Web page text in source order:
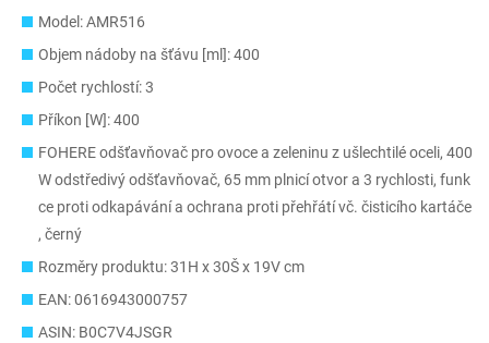
Model: AMR516
Objem nádoby na šťávu [ml]: 400
Počet rychlostí: 3
Příkon [W]: 400
FOHERE odšťavňovač pro ovoce a zeleninu z ušlechtilé oceli, 400
W odstředivý odšťavňovač, 65 mm plnicí otvor a 3 rychlosti, funk
ce proti odkapávání a ochrana proti přehřátí vč. čisticího kartáče
, černý
Rozměry produktu: 31H x 30Š x 19V cm
EAN: 0616943000757
ASIN: B0C7V4JSGR